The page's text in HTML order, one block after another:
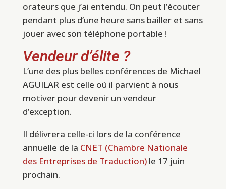
orateurs que j’ai entendu. On peut l’écouter
pendant plus d’une heure sans bailler et sans
jouer avec son téléphone portable !
Vendeur d’élite ?
L’une des plus belles conférences de Michael
AGUILAR est celle où il parvient à nous
motiver pour devenir un vendeur
d’exception.
Il délivrera celle-ci lors de la conférence
annuelle de la CNET (Chambre Nationale
des Entreprises de Traduction) le 17 juin
prochain.